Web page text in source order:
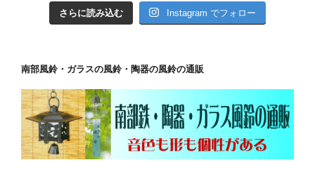
さらに読み込む Instagram でフォロー
南部風鈴・ガラスの風鈴・陶器の風鈴の通販